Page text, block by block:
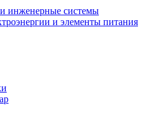
инженерные системы
и элементы питания